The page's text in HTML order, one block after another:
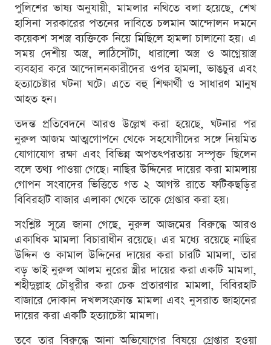
পুলিশের ভাষ্য অনুযায়ী, মামলার নথিতে বলা হয়েছে, শেখ
হাসিনা সরকারের পতনের দাবিতে চলমান আন্দোলন দমনে
কয়েকশ সশস্ত্র ব্যক্তিকে নিয়ে মিছিলে হামলা চালানো হয়। এ
সময় দেশীয় অস্ত্র, লাঠিসোঁটা, ধারালো অস্ত্র ও আগ্নেয়াস্ত্র
ব্যবহার করে আন্দোলনকারীদের ওপর হামলা, ভাঙচুর এবং
হত্যাচেষ্টার ঘটনা ঘটে। এতে বহু শিক্ষার্থী ও সাধারণ মানুষ
আহত হন।
তদন্ত প্রতিবেদনে আরও উল্লেখ করা হয়েছে, ঘটনার পর
নুরুল আজম আত্মগোপনে থেকে সহযোগীদের সঙ্গে নিয়মিত
যোগাযোগ রক্ষা এবং বিভিন্ন অপতৎপরতায় সম্পৃক্ত ছিলেন
বলে তথ্য পাওয়া গেছে। নাছির উদ্দিনের দায়ের করা মামলায়
গোপন সংবাদের ভিত্তিতে গত ২ আগস্ট রাতে ফটিকছড়ির
বিবিরহাট বাজার এলাকা থেকে তাকে গ্রেপ্তার করা হয়।
সংশ্লিষ্ট সূত্রে জানা গেছে, নুরুল আজমের বিরুদ্ধে আরও
একাধিক মামলা বিচারাধীন রয়েছে। এর মধ্যে রয়েছে নাছির
উদ্দিন ও কামাল উদ্দিনের দায়ের করা চারটি মামলা, তার
বড় ভাই নুরুল আলম নুরের স্ত্রীর দায়ের করা একটি মামলা,
শহীদুল্লাহ চৌধুরীর করা চেক প্রতারণার মামলা, বিবিরহাট
বাজারে দোকান দখলসংক্রান্ত মামলা এবং নুসরাত জাহানের
দায়ের করা একটি হত্যাচেষ্টা মামলা।
তবে তার বিরুদ্ধে আনা অভিযোগের বিষয়ে গ্রেপ্তার হওয়া